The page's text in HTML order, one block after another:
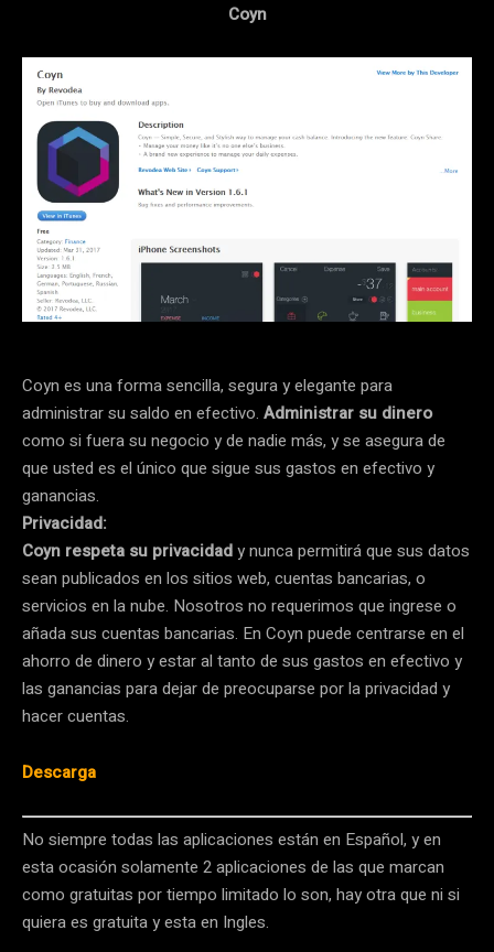
Coyn
Coyn es una forma sencilla, segura y elegante para
administrar su saldo en efectivo. Administrar su dinero
como si fuera su negocio y de nadie más, y se asegura de
que usted es el único que sigue sus gastos en efectivo y
ganancias.
Privacidad:
Coyn respeta su privacidady nunca permitirá que sus datos
sean publicados en los sitios web, cuentas bancarias, o
servicios en la nube. Nosotros no requerimos que ingrese o
añada sus cuentas bancarias. En Coyn puede centrarse en el
ahorro de dinero y estar al tanto de sus gastos en efectivo y
las ganancias para dejar de preocuparse por la privacidad y
hacer cuentas.
Descarga
No siempre todas las aplicaciones están en Español, y en
esta ocasión solamente 2 aplicaciones de las que marcan
como gratuitas por tiempo limitado lo son, hay otra que ni si
quiera es gratuita y esta en Ingles.